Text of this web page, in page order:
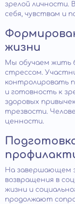
зрелой личности.
себя, чувствам и
жизни
Мы обучаем жить
стрессом.
контролировать
и готовность к
здоровых
трезвости.
ценности.
На завершающем
возвращения в
жизни и
продолжают